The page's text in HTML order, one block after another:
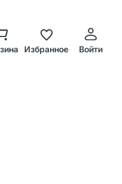
Избранное Войти